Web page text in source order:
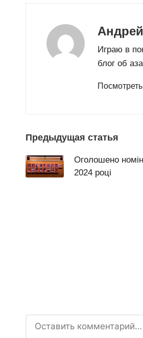
Играю в
блог об
Post
navigation
Предыдущая статья
Оголошено
2024 році